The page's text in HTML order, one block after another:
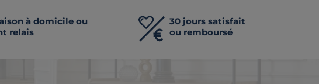
à domicile ou
relais
30 jours satisfait
ou remboursé